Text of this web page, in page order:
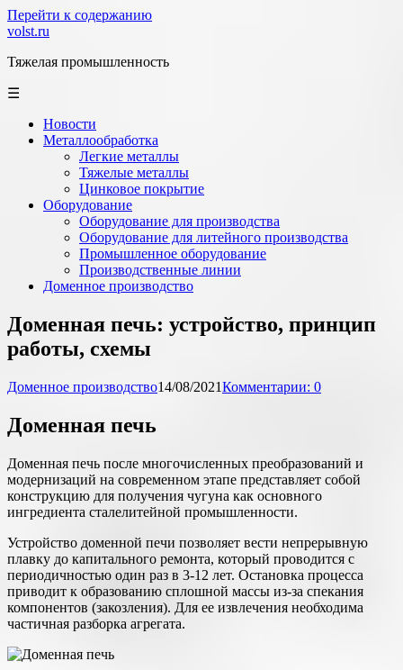
Перейти к содержанию
volst.ru
Тяжелая промышленность
☰
Новости
Металлообработка
Легкие металлы
Тяжелые металлы
Цинковое покрытие
Оборудование
Оборудование для производства
Оборудование для литейного производства
Промышленное оборудование
Производственные линии
Доменное производство
Доменная печь: устройство, принцип
работы, схемы
Доменное производство14/08/2021Комментарии: 0
Доменная печь
Доменная печь после многочисленных преобразований и
модернизаций на современном этапе представляет собой
конструкцию для получения чугуна как основного
ингредиента сталелитейной промышленности.
Устройство доменной печи позволяет вести непрерывную
плавку до капитального ремонта, который проводится с
периодичностью один раз в 3-12 лет. Остановка процесса
приводит к образованию сплошной массы из-за спекания
компонентов (закозления). Для ее извлечения необходима
частичная разборка агрегата.